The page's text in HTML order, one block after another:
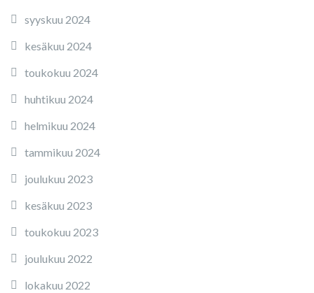
syyskuu 2024
kesäkuu 2024
toukokuu 2024
huhtikuu 2024
helmikuu 2024
tammikuu 2024
joulukuu 2023
kesäkuu 2023
toukokuu 2023
joulukuu 2022
lokakuu 2022